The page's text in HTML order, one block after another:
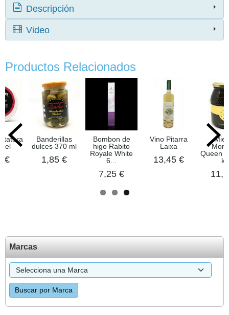
Marcas
Descripción
Video
Productos Relacionados
€
Banderillas
dulces 370 ml
1,85 €
Bombon de
higo Rabito
Royale White
6...
7,25 €
Vino Pitarra
Laixa
13,45 €
Miel
Queen